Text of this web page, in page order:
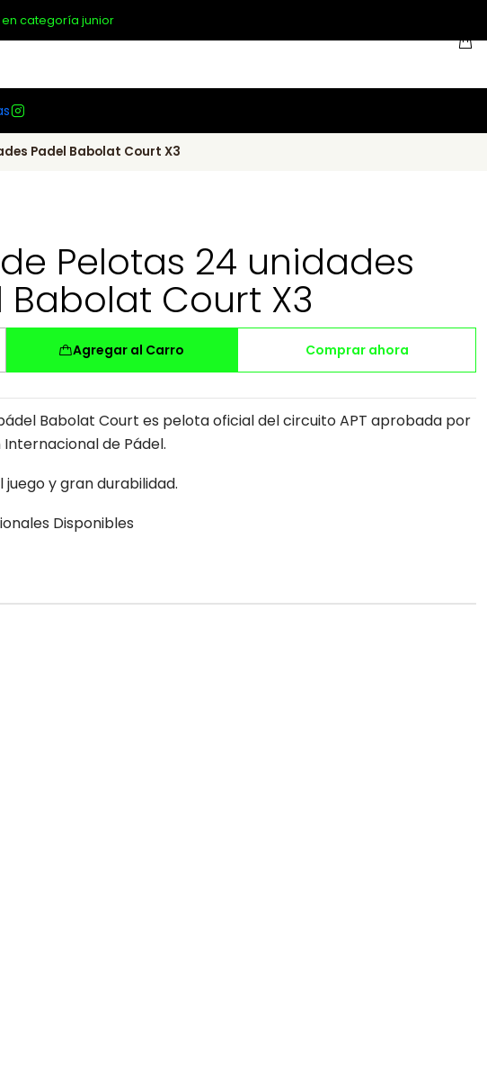
en categoría junior
Padel Babolat Court X3
Pelotas 24 unidades
Babolat Court X3
Agregar al Carro Comprar ahora
Babolat Court es pelota oficial del circuito APT aprobada por
de Pádel.
juego y gran durabilidad.
Disponibles